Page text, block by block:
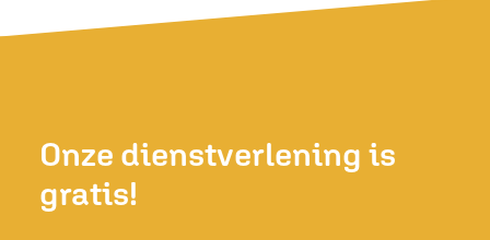
Onze dienstverlening is
gratis!